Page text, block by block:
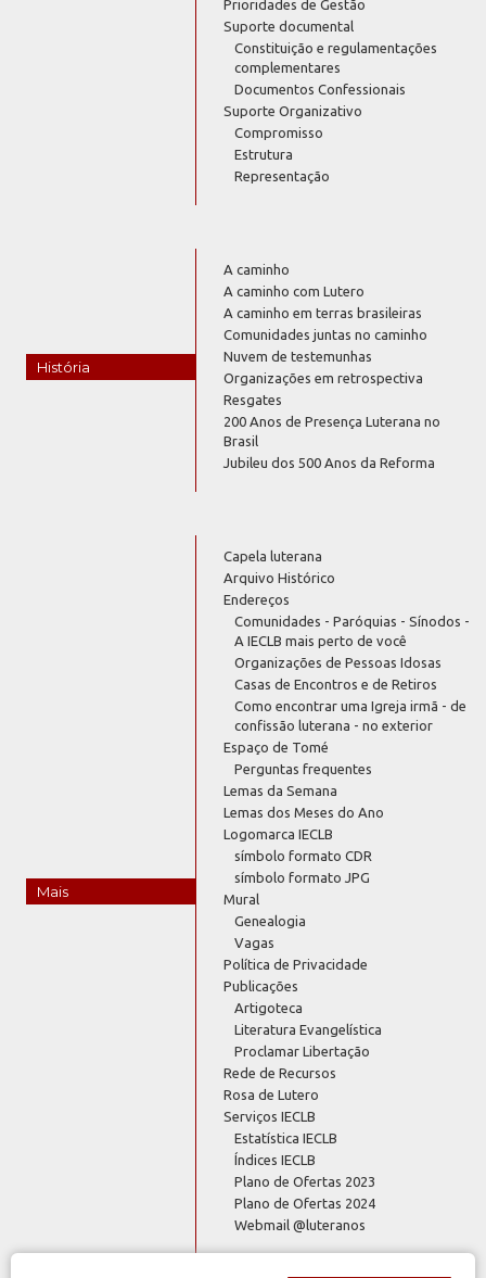
Prioridades de Gestão
Suporte documental
Constituição e regulamentações
complementares
Documentos Confessionais
Suporte Organizativo
Compromisso
Estrutura
Representação
História
A caminho
A caminho com Lutero
A caminho em terras brasileiras
Comunidades juntas no caminho
Nuvem de testemunhas
Organizações em retrospectiva
Resgates
200 Anos de Presença Luterana no
Brasil
Jubileu dos 500 Anos da Reforma
Mais
Capela luterana
Arquivo Histórico
Endereços
Comunidades - Paróquias - Sínodos -
A IECLB mais perto de você
Organizações de Pessoas Idosas
Casas de Encontros e de Retiros
Como encontrar uma Igreja irmã - de
confissão luterana - no exterior
Espaço de Tomé
Perguntas frequentes
Lemas da Semana
Lemas dos Meses do Ano
Logomarca IECLB
símbolo formato CDR
símbolo formato JPG
Mural
Genealogia
Vagas
Política de Privacidade
Publicações
Artigoteca
Literatura Evangelística
Proclamar Libertação
Rede de Recursos
Rosa de Lutero
Serviços IECLB
Estatística IECLB
Índices IECLB
Plano de Ofertas 2023
Plano de Ofertas 2024
Webmail @luteranos